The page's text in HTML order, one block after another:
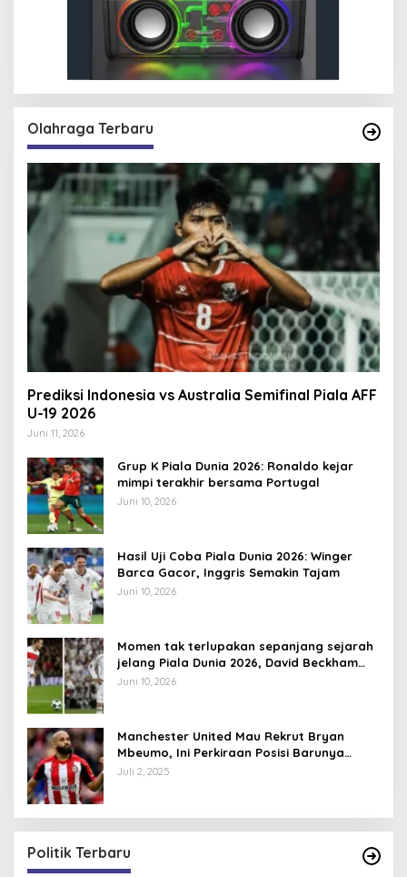
Olahraga Terbaru
Prediksi Indonesia vs Australia Semifinal Piala AFF
U-19 2026
Juni 11, 2026
Grup K Piala Dunia 2026: Ronaldo kejar
mimpi terakhir bersama Portugal
Juni 10, 2026
Hasil Uji Coba Piala Dunia 2026: Winger
Barca Gacor, Inggris Semakin Tajam
Juni 10, 2026
Momen tak terlupakan sepanjang sejarah
jelang Piala Dunia 2026, David Beckham
pernah dapat kartu merah
Juni 10, 2026
Manchester United Mau Rekrut Bryan
Mbeumo, Ini Perkiraan Posisi Barunya
dalam Skema Ruben Amorim
Juli 2, 2025
Politik Terbaru